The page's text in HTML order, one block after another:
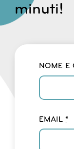
minuti!
NOME E
EMAIL *